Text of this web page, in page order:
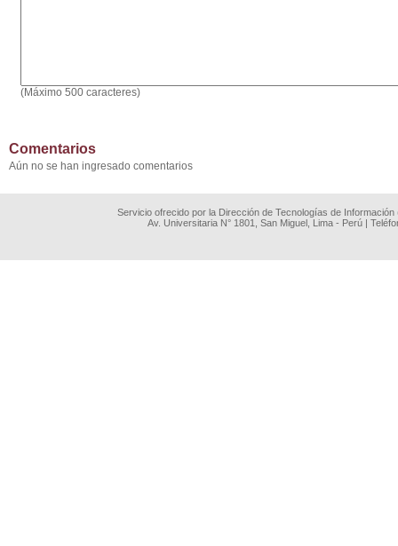
(Máximo 500 caracteres)
Comentarios
Aún no se han ingresado comentarios
Servicio ofrecido por la Dirección de Tecnologías de
Av. Universitaria N° 1801, San Miguel, Lima - Perú |